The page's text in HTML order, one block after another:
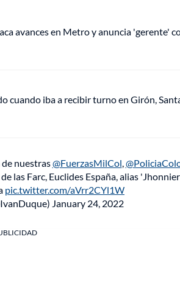
avances en Metro y anuncia 'gerente'
cuando iba a recibir turno en Girón,
nuestras@FuerzasMilCol,
las Farc, Euclides España, alias
pic.twitter.com/aVrr2CYl1W
January 24, 2022